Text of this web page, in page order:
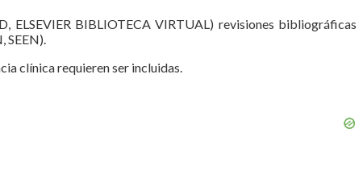
ELSEVIER BIBLIOTECA VIRTUAL) revisiones bibliográficas
SEEN).
clínica requieren ser incluidas.